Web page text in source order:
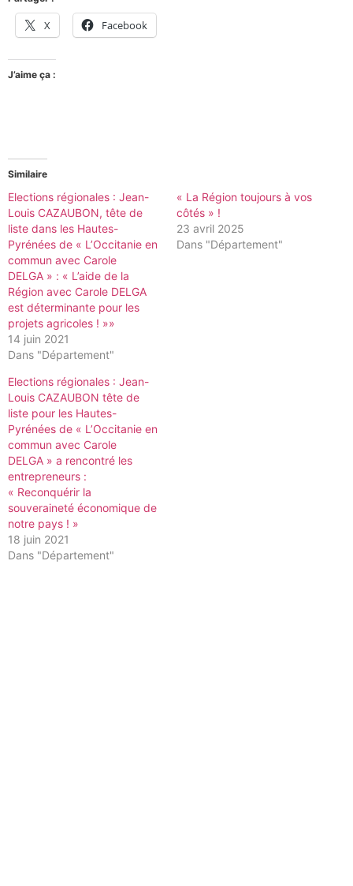
X Facebook
J’aime ça :
Similaire
Elections régionales : Jean-
Louis CAZAUBON, tête de
liste dans les Hautes-
Pyrénées de « L’Occitanie en
commun avec Carole
DELGA » : « L’aide de la
Région avec Carole DELGA
est déterminante pour les
projets agricoles ! »»
14 juin 2021
Dans "Département"
« La Région toujours à vos
côtés » !
23 avril 2025
Dans "Département"
Elections régionales : Jean-
Louis CAZAUBON tête de
liste pour les Hautes-
Pyrénées de « L’Occitanie en
commun avec Carole
DELGA » a rencontré les
entrepreneurs :
« Reconquérir la
souveraineté économique de
notre pays ! »
18 juin 2021
Dans "Département"